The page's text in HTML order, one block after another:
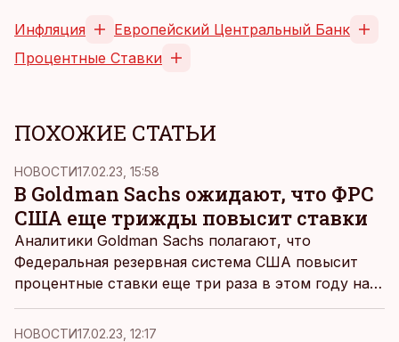
Инфляция
Европейский Центральный Банк
Процентные Ставки
ПОХОЖИЕ СТАТЬИ
НОВОСТИ17.02.23, 15:58
В Goldman Sachs ожидают, что ФРС
США еще трижды повысит ставки
Аналитики Goldman Sachs полагают, что
Федеральная резервная система США повысит
процентные ставки еще три раза в этом году на
четверть процента за каждый.
НОВОСТИ17.02.23, 12:17